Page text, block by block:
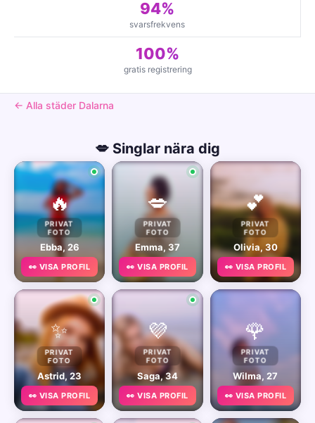
94%
svarsfrekvens
100%
gratis registrering
← Alla städer Dalarna
💋 Singlar nära dig
🔥
PRIVAT
FOTO
Ebba, 26
👀 VISA PROFIL
💋
PRIVAT
FOTO
Emma, 37
👀 VISA PROFIL
💕
PRIVAT
FOTO
Olivia, 30
👀 VISA PROFIL
✨
PRIVAT
FOTO
Astrid, 23
👀 VISA PROFIL
💜
PRIVAT
FOTO
Saga, 34
👀 VISA PROFIL
🌹
PRIVAT
FOTO
Wilma, 27
👀 VISA PROFIL